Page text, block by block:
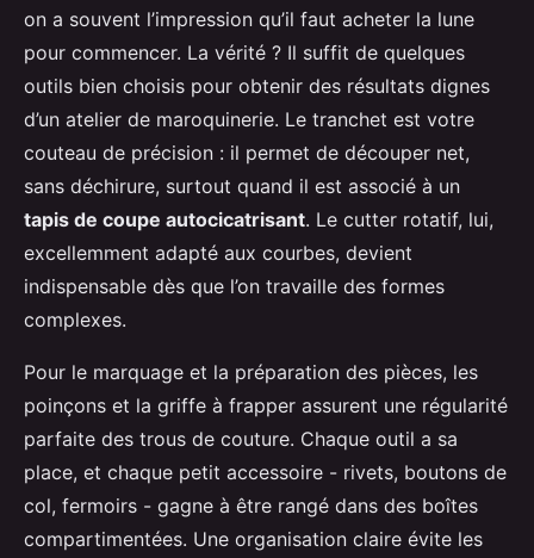
on a souvent l’impression qu’il faut acheter la lune
pour commencer. La vérité ? Il suffit de quelques
outils bien choisis pour obtenir des résultats dignes
d’un atelier de maroquinerie. Le tranchet est votre
couteau de précision : il permet de découper net,
sans déchirure, surtout quand il est associé à un
tapis de coupe autocicatrisant. Le cutter rotatif, lui,
excellemment adapté aux courbes, devient
indispensable dès que l’on travaille des formes
complexes.
Pour le marquage et la préparation des pièces, les
poinçons et la griffe à frapper assurent une régularité
parfaite des trous de couture. Chaque outil a sa
place, et chaque petit accessoire - rivets, boutons de
col, fermoirs - gagne à être rangé dans des boîtes
compartimentées. Une organisation claire évite les